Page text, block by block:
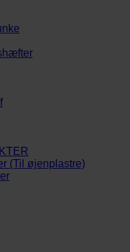
(Til øjenplastre)